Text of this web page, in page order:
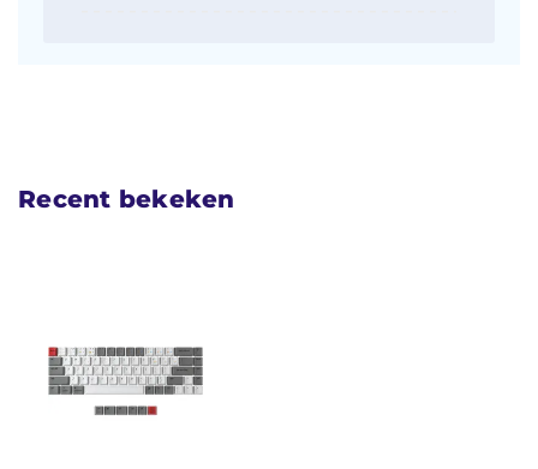
Recent bekeken